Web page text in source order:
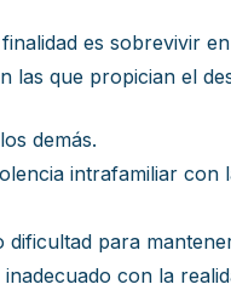
es sobrevivir
las que propician el
demás.
intrafamiliar con
para
con la